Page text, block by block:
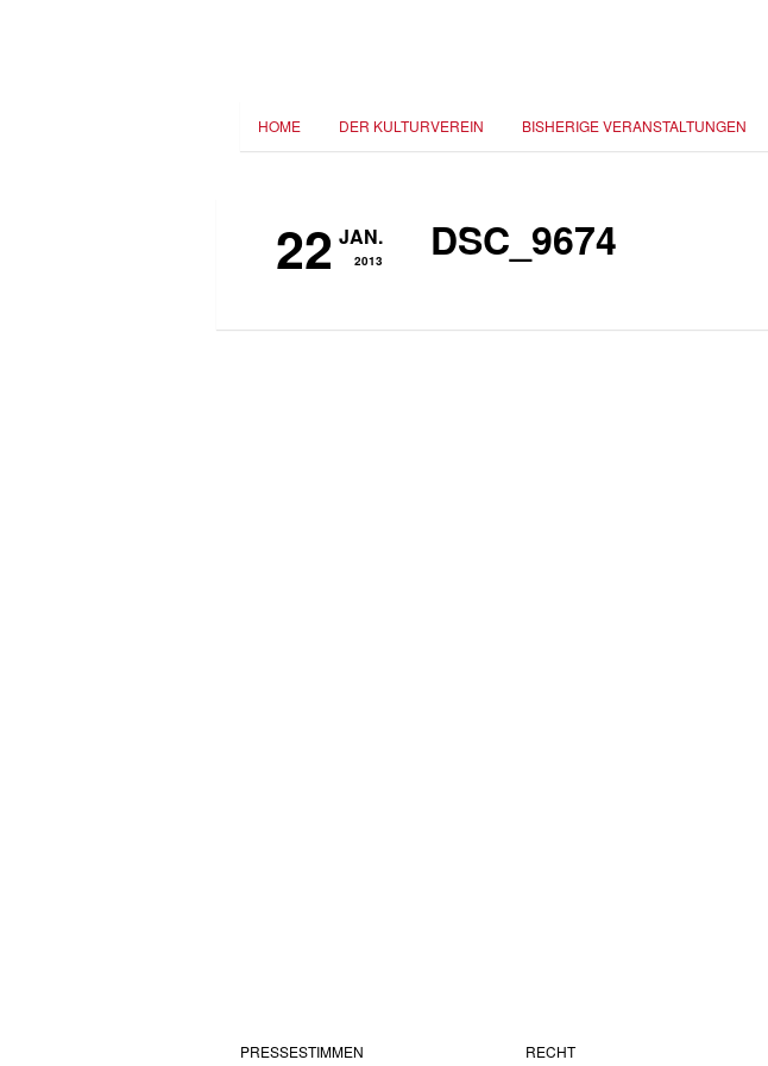
HOME DER KULTURVEREIN BISHERIGE VERANSTALTUNGEN
22 JAN.
2013 DSC_9674
PRESSESTIMMEN RECHT